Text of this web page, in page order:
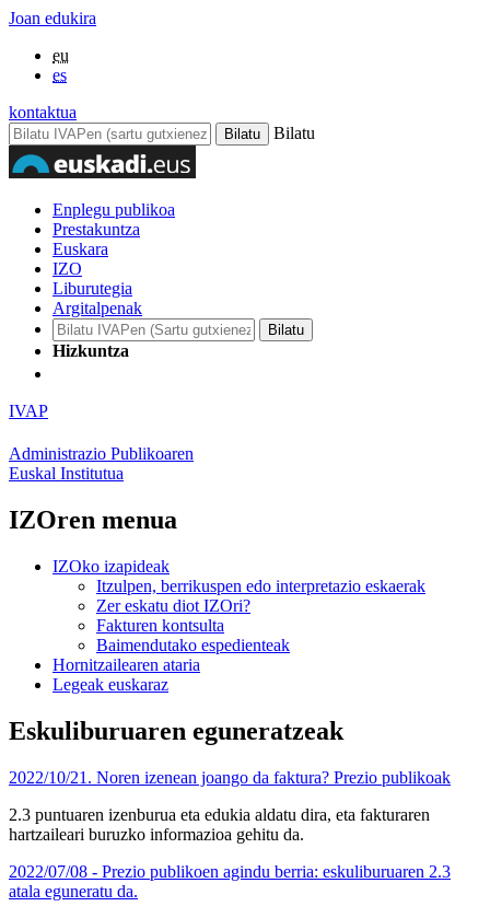
Joan edukira
eu
es
kontaktua
Bilatu
Enplegu publikoa
Prestakuntza
Euskara
IZO
Liburutegia
Argitalpenak
Hizkuntza
IVAP
Administrazio Publikoaren
Euskal Institutua
IZOren menua
IZOko izapideak
Itzulpen, berrikuspen edo interpretazio eskaerak
Zer eskatu diot IZOri?
Fakturen kontsulta
Baimendutako espedienteak
Hornitzailearen ataria
Legeak euskaraz
Eskuliburuaren eguneratzeak
2022/10/21. Noren izenean joango da faktura? Prezio publikoak
2.3 puntuaren izenburua eta edukia aldatu dira, eta fakturaren
hartzaileari buruzko informazioa gehitu da.
2022/07/08 - Prezio publikoen agindu berria: eskuliburuaren 2.3
atala eguneratu da.